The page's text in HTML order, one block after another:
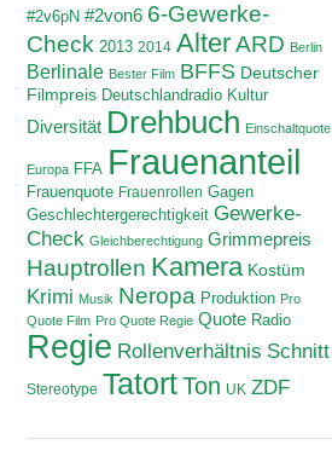
#2v6pN #2von6 6-Gewerke-
Check 2013 2014 Alter ARD Berlin
Berlinale Bester Film BFFS Deutscher
Filmpreis Deutschlandradio Kultur
Diversität Drehbuch Einschaltquote
Europa FFA Frauenanteil
Frauenquote Frauenrollen Gagen
Geschlechtergerechtigkeit Gewerke-
Check Gleichberechtigung Grimmepreis
Hauptrollen Kamera Kostüm
Krimi Musik Neropa Produktion Pro
Quote Film Pro Quote Regie Quote Radio
Regie Rollenverhältnis Schnitt
Stereotype Tatort Ton UK ZDF